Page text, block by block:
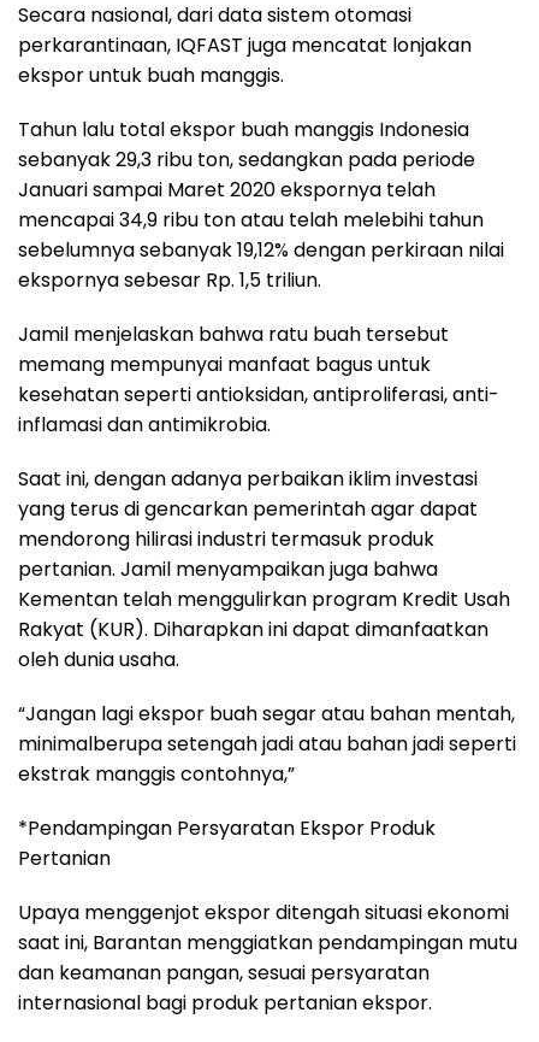
Secara nasional, dari data sistem otomasi
perkarantinaan, IQFAST juga mencatat lonjakan
ekspor untuk buah manggis.
Tahun lalu total ekspor buah manggis Indonesia
sebanyak 29,3 ribu ton, sedangkan pada periode
Januari sampai Maret 2020 ekspornya telah
mencapai 34,9 ribu ton atau telah melebihi tahun
sebelumnya sebanyak 19,12% dengan perkiraan nilai
ekspornya sebesar Rp. 1,5 triliun.
Jamil menjelaskan bahwa ratu buah tersebut
memang mempunyai manfaat bagus untuk
kesehatan seperti antioksidan, antiproliferasi, anti-
inflamasi dan antimikrobia.
Saat ini, dengan adanya perbaikan iklim investasi
yang terus di gencarkan pemerintah agar dapat
mendorong hilirasi industri termasuk produk
pertanian. Jamil menyampaikan juga bahwa
Kementan telah menggulirkan program Kredit Usah
Rakyat (KUR). Diharapkan ini dapat dimanfaatkan
oleh dunia usaha.
“Jangan lagi ekspor buah segar atau bahan mentah,
minimalberupa setengah jadi atau bahan jadi seperti
ekstrak manggis contohnya,”
*Pendampingan Persyaratan Ekspor Produk
Pertanian
Upaya menggenjot ekspor ditengah situasi ekonomi
saat ini, Barantan menggiatkan pendampingan mutu
dan keamanan pangan, sesuai persyaratan
internasional bagi produk pertanian ekspor.